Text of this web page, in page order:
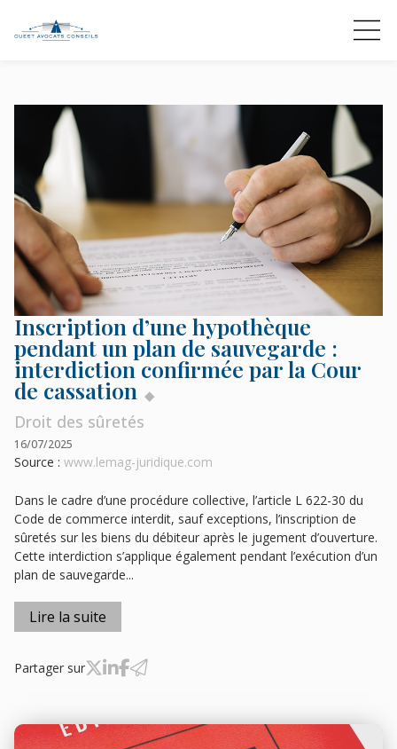
Inscription d’une hypothèque
pendant un plan de sauvegarde :
interdiction confirmée par la Cour
de cassation
Droit des sûretés
16/07/2025
Source : www.lemag-juridique.com
Dans le cadre d’une procédure collective, l’article L 622-30 du
Code de commerce interdit, sauf exceptions, l’inscription de
sûretés sur les biens du débiteur après le jugement d’ouverture.
Cette interdiction s’applique également pendant l’exécution d’un
plan de sauvegarde...
Lire la suite
Partager sur